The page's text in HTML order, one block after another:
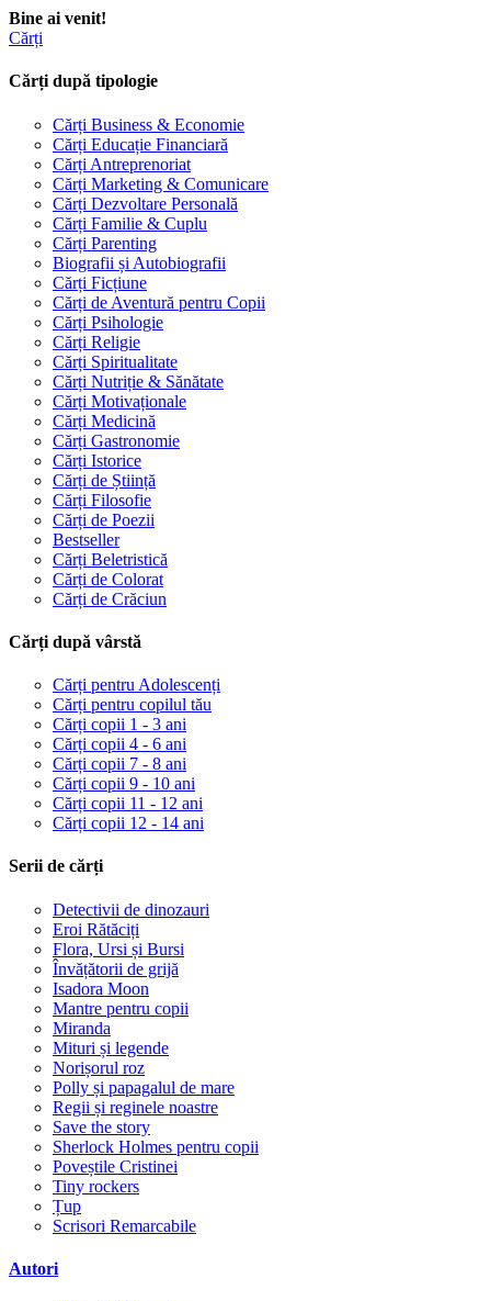
Bine ai venit!
Cărți
Cărți după tipologie
Cărți Business & Economie
Cărți Educație Financiară
Cărți Antreprenoriat
Cărți Marketing & Comunicare
Cărți Dezvoltare Personală
Cărți Familie & Cuplu
Cărți Parenting
Biografii și Autobiografii
Cărți Ficțiune
Cărți de Aventură pentru Copii
Cărți Psihologie
Cărți Religie
Cărți Spiritualitate
Cărți Nutriție & Sănătate
Cărți Motivaționale
Cărți Medicină
Cărți Gastronomie
Cărți Istorice
Cărți de Știință
Cărți Filosofie
Cărți de Poezii
Bestseller
Cărți Beletristică
Cărți de Colorat
Cărți de Crăciun
Cărți după vârstă
Cărți pentru Adolescenți
Cărți pentru copilul tău
Cărți copii 1 - 3 ani
Cărți copii 4 - 6 ani
Cărți copii 7 - 8 ani
Cărți copii 9 - 10 ani
Cărți copii 11 - 12 ani
Cărți copii 12 - 14 ani
Serii de cărți
Detectivii de dinozauri
Eroi Rătăciți
Flora, Ursi și Bursi
Învățătorii de grijă
Isadora Moon
Mantre pentru copii
Miranda
Mituri și legende
Norișorul roz
Polly și papagalul de mare
Regii și reginele noastre
Save the story
Sherlock Holmes pentru copii
Poveștile Cristinei
Tiny rockers
Țup
Scrisori Remarcabile
Autori